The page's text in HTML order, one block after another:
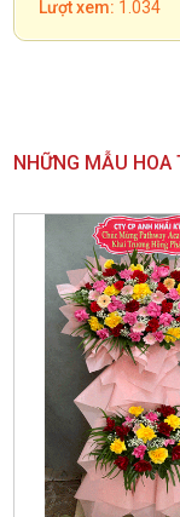
Lượt xem: 1.034
NHỮNG MẪU HOA